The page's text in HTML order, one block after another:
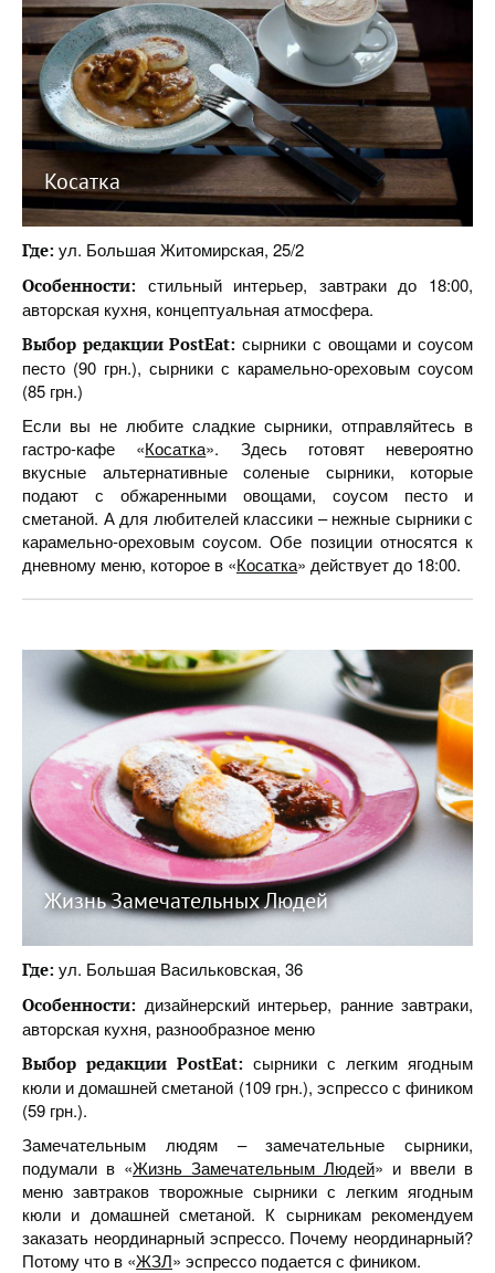
Косатка
Где: ул. Большая Житомирская, 25/2
Особенности: стильный интерьер, завтраки до 18:00,
авторская кухня, концептуальная атмосфера.
Выбор редакции PostEat:сырники с овощами и соусом
песто (90 грн.), сырники с карамельно-ореховым соусом
(85 грн.)
Если вы не любите сладкие сырники, отправляйтесь в
гастро-кафе «Косатка». Здесь готовят невероятно
вкусные альтернативные соленые сырники, которые
подают с обжаренными овощами, соусом песто и
сметаной. А для любителей классики – нежные сырники с
карамельно-ореховым соусом. Обе позиции относятся к
дневному меню, которое в «Косатка» действует до 18:00.
Жизнь Замечательных Людей
Где: ул. Большая Васильковская, 36
Особенности: дизайнерский интерьер, ранние завтраки,
авторская кухня, разнообразное меню
Выбор редакции PostEat: сырники с легким ягодным
кюли и домашней сметаной (109 грн.), эспрессо с фиником
(59 грн.).
Замечательным людям – замечательные сырники,
подумали в «Жизнь Замечательным Людей» и ввели в
меню завтраков творожные сырники с легким ягодным
кюли и домашней сметаной. К сырникам рекомендуем
заказать неординарный эспрессо. Почему неординарный?
Потому что в «ЖЗЛ» эспрессо подается с фиником.